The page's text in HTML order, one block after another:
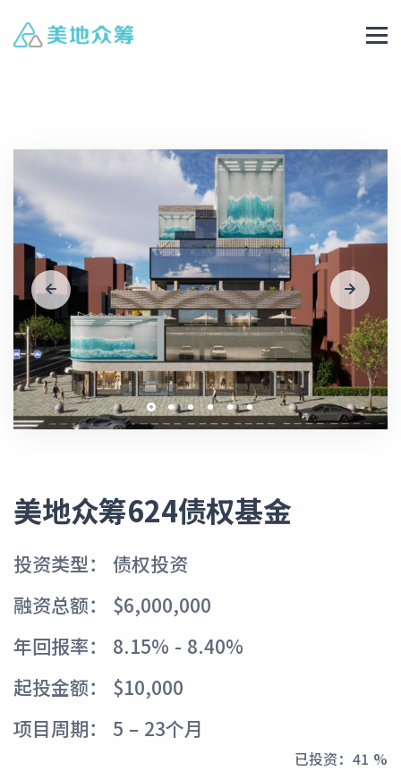
美地众筹624债权基金
投资类型： 债权投资
融资总额： $6,000,000
年回报率： 8.15% - 8.40%
起投金额： $10,000
项目周期： 5 – 23个月
已投资： 41 %